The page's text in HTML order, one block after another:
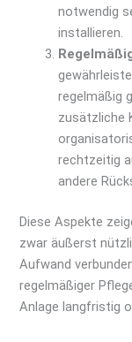
notwendig
installieren.
regelmäßig
zusätzliche
rechtzeitig
andere
Diese Aspekte
zwar äußerst
Aufwand
regelmäßiger
Anlage langfristig